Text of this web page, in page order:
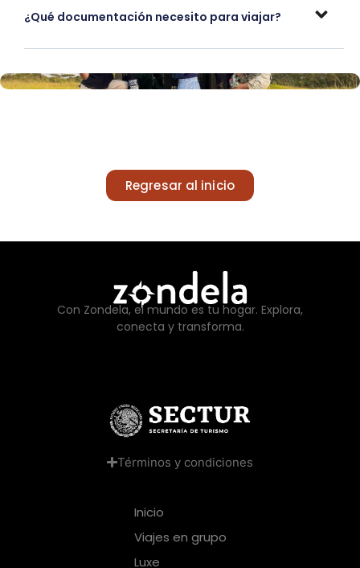
¿Qué documentación necesito para viajar?
Regresar al inicio
Con Zondela, el mundo es tu hogar. Explora,
conecta y transforma.
Términos y condiciones
Inicio
Viajes en grupo
Luxe